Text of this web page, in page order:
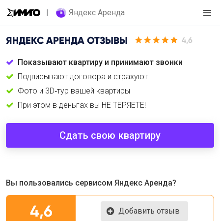
Яндекс Аренда
ЯНДЕКС АРЕНДА ОТЗЫВЫ 4,6
Показывают квартиру и принимают звонки
Подписывают договора и страхуют
Фото и 3D‑тур вашей квартиры
При этом в деньгах вы НЕ ТЕРЯЕТЕ!
Сдать свою квартиру
Вы пользовались сервисом Яндекс Аренда?
4,6 Добавить отзыв